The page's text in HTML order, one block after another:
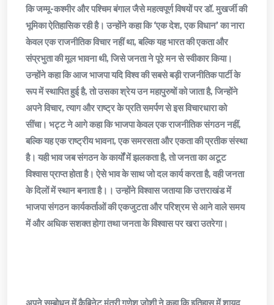
कि जम्मू-कश्मीर और पश्चिम बंगाल जैसे महत्वपूर्ण विषयों पर डॉ. मुखर्जी की
भूमिका ऐतिहासिक रही है। उन्होंने कहा कि ‘एक देश, एक विधान’ का नारा
केवल एक राजनीतिक विचार नहीं था, बल्कि यह भारत की एकता और
संप्रभुता की मूल भावना थी, जिसे जनता ने पूरे मन से स्वीकार किया।
उन्होंने कहा कि आज भाजपा यदि विश्व की सबसे बड़ी राजनीतिक पार्टी के
रूप में स्थापित हुई है, तो उसका श्रेय उन महापुरुषों को जाता है, जिन्होंने
अपने विचार, त्याग और राष्ट्र के प्रति समर्पण से इस विचारधारा को
सींचा। भट्ट ने आगे कहा कि भाजपा केवल एक राजनीतिक संगठन नहीं,
बल्कि यह एक राष्ट्रीय भावना, एक समरसता और एकता की प्रतीक संस्था
है। यही भाव जब संगठन के कार्यों में झलकता है, तो जनता का अटूट
विश्वास प्राप्त होता है। ऐसे भाव के साथ जो दल कार्य करता है, वही जनता
के दिलों में स्थान बनाता है।। उन्होंने विश्वास जताया कि उत्तराखंड में
भाजपा संगठन कार्यकर्ताओं की एकजुटता और परिश्रम से आने वाले समय
में और अधिक सशक्त होगा तथा जनता के विश्वास पर खरा उतरेगा।
अपने सम्बोधन में कैबिनेट मंत्री गणेश जोशी ने कहा कि इतिहास में शायद